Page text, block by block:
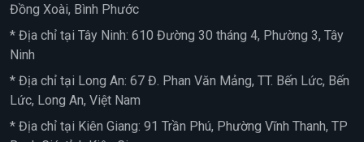
Đồng Xoài, Bình Phước
* Địa chỉ tại Tây Ninh: 610 Đường 30 tháng 4, Phường 3, Tây
Ninh
* Địa chỉ tại Long An: 67 Đ. Phan Văn Mảng, TT. Bến Lức, Bến
Lức, Long An, Việt Nam
* Địa chỉ tại Kiên Giang: 91 Trần Phú, Phường Vĩnh Thanh, TP